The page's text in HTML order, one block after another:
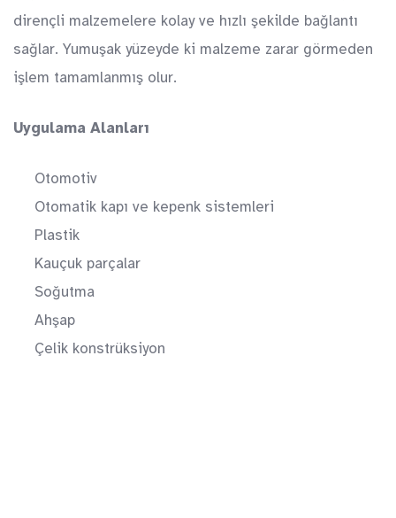
dirençli malzemelere kolay ve hızlı şekilde bağlantı
sağlar. Yumuşak yüzeyde ki malzeme zarar görmeden
işlem tamamlanmış olur.
Uygulama Alanları
Otomotiv
Otomatik kapı ve kepenk sistemleri
Plastik
Kauçuk parçalar
Soğutma
Ahşap
Çelik konstrüksiyon